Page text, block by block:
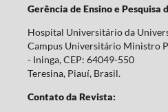
Gerência de Ensino e Pesquisa
Hospital Universitário da
Campus Universitário Ministro
- Ininga, CEP: 64049-550
Teresina, Piauí, Brasil.
Contato da Revista: